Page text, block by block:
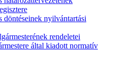
döntéseinek nyilvántartási
rendeletei
által kiadott normatív